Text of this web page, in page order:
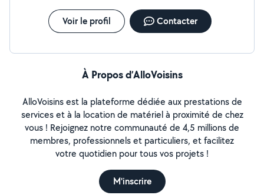
Voir le profil Contacter
À Propos d’AlloVoisins
AlloVoisins est la plateforme dédiée aux prestations de
services et à la location de matériel à proximité de chez
vous ! Rejoignez notre communauté de 4,5 millions de
membres, professionnels et particuliers, et facilitez
votre quotidien pour tous vos projets !
M'inscrire